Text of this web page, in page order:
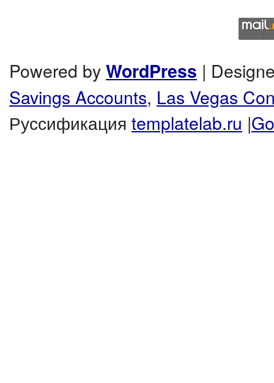
Powered byWordPress |
Savings Accounts, Las Vegas
Руссификация templatelab.ru |